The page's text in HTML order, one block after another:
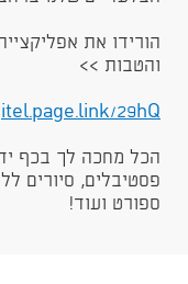
הורידו את
והטבות >>
29hQ​​
הכל מחכה לך בכף
פסטיבלים, סיורים
ספורט ועוד!